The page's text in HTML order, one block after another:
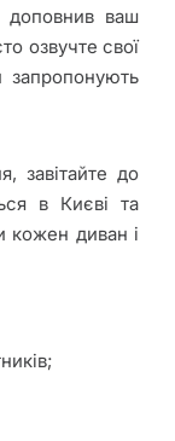
доповнив ваш
озвучте свої
завітайте до
в Києві та
кожен диван і